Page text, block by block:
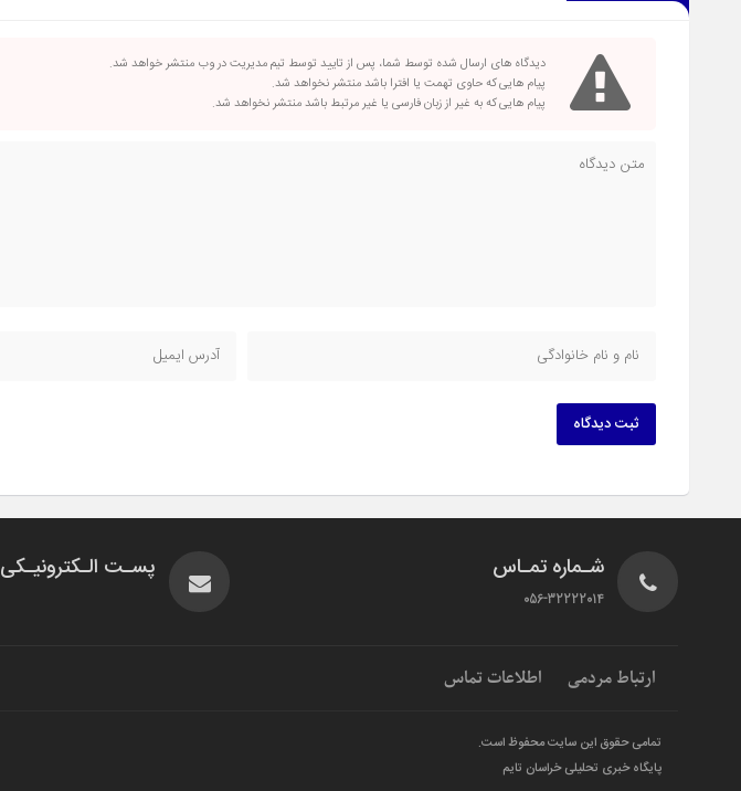
دیدگاه های ارسال شده توسط شما، پس از تایید توسط تیم مدیریت در وب منتشر خواهد شد.
پیام هایی که حاوی تهمت یا افترا باشد منتشر نخواهد شد.
پیام هایی که به غیر از زبان فارسی یا غیر مرتبط باشد منتشر نخواهد شد.
ثبت دیدگاه
شـماره تمـاس
056-32222014
پسـت الـکترونیـکی
ارتباط مردمی اطلاعات تماس
تمامی حقوق این سایت محفوظ است.
پایگاه خبری تحلیلی خراسان تایم